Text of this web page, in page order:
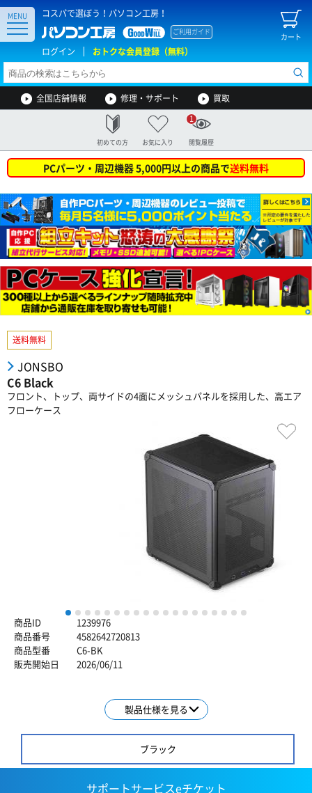
コスパで選ぼう！パソコン工房！
カート
ご利用ガイド
ログイン おトクな会員登録（無料）
MENU
全国店舗情報 修理・サポート 買取
初めての方 お気に入り 閲覧履歴
1
PCパーツ・周辺機器 5,000円以上の商品で送料無料
送料無料
JONSBO
C6 Black
フロント、トップ、両サイドの4面にメッシュパネルを採用した、高エア
フローケース
1 2 3 4 5 6 7 8 9 10 11 12 13 14 15 16 17 18
商品ID
1239976
商品番号
4582642720813
商品型番
C6-BK
販売開始日
2026/06/11
製品仕様を見る
ブラック
サポートサービスeチケット